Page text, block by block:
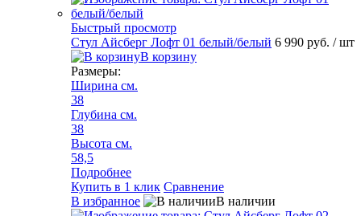
Быстрый просмотр
Стул Айсберг Лофт 01 белый/белый 6 990 руб. / шт
В корзину
Размеры:
Ширина см.
38
Глубина см.
38
Высота см.
58,5
Подробнее
Купить в 1 клик Сравнение
В избранное
В наличии